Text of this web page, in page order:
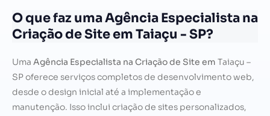
O que faz uma Agência Especialista na
Criação de Site em Taiaçu - SP?
Uma Agência Especialista na Criação de Site em Taiaçu –
SP oferece serviços completos de desenvolvimento web,
desde o design inicial até a implementação e
manutenção. Isso inclui criação de sites personalizados,